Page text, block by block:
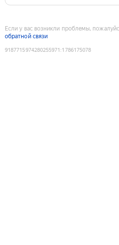
Если у вас возникли проблемы,
обратной связи
9187715974280255971 :1786175078